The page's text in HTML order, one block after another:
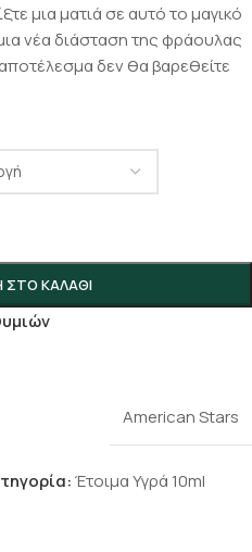
μια ματιά σε αυτό το μαγικό
νέα διάσταση της φράουλας
δεν θα βαρεθείτε
ΚΑΛΆΘΙ
American Stars
Έτοιμα Υγρά 10ml